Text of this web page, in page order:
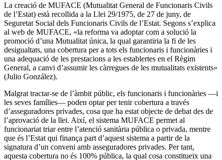
La creació de MUFACE (Mutualitat General de Funcionaris Civils
de l’Estat) està recollida a la Llei 29/1975, de 27 de juny, de
Seguretat Social dels Funcionaris Civils de l’Estat. Segons s’explica
al web de MUFACE, «la reforma va adoptar com a solució la
promoció d’una Mutualitat única, la qual garantiria la fi de les
desigualtats, una cobertura per a tots els funcionaris i funcionàries i
una adequació de les prestacions a les establertes en el Règim
General, a canvi d’assumir les càrregues de les mutualitats existents»
(Julio González).
Malgrat tractar-se de l’àmbit públic, els funcionaris i funcionàries —i
les seves famílies— poden optar per tenir cobertura a través
d’asseguradores privades, cosa que ha estat objecte de debat des de
l’aprovació de la llei. Així, el sistema MUFACE permet al
funcionariat triar entre l’atenció sanitària pública o privada, mentre
que és l’Estat qui finança part d’aquest sistema a partir de la
signatura d’un conveni amb asseguradores privades. Per tant,
aquesta cobertura no és 100% pública, la qual cosa constitueix una